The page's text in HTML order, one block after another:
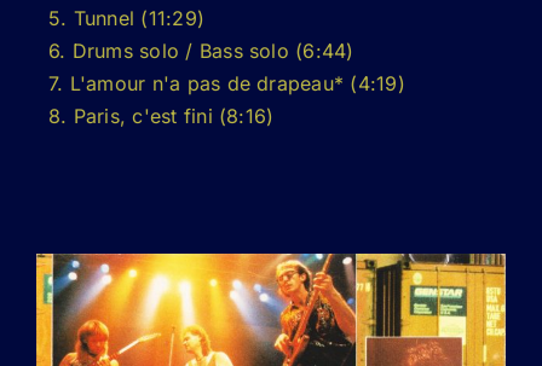
5. Tunnel (11:29)
6. Drums solo / Bass solo (6:44)
7. L'amour n'a pas de drapeau* (4:19)
8. Paris, c'est fini (8:16)